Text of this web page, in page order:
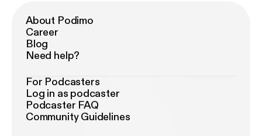
About Podimo
Career
Blog
Need help?
For Podcasters
Log in as podcaster
Podcaster FAQ
Community Guidelines